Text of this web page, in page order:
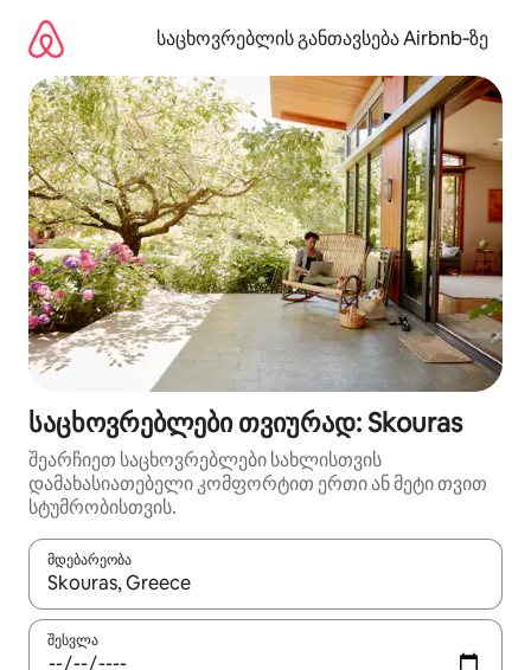
გადასვლა
საცხოვრებლის განთავსება Airbnb‑ზე
საცხოვრებლები თვიურად: Skouras
შეარჩიეთ საცხოვრებლები სახლისთვის
დამახასიათებელი კომფორტით ერთი ან მეტი თვით
სტუმრობისთვის.
მდებარეობა
როცა შედეგები ხელმისაწვდომი გახდება, ნავიგაციისთვის
შესვლა